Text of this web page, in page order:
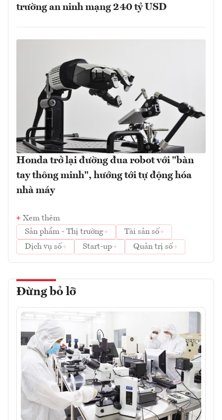
trường an ninh mạng 240 tỷ USD
Honda trở lại đường đua robot với "bàn
tay thông minh", hướng tới tự động hóa
nhà máy
Xem thêm
Sản phẩm - Thị trường
Tài sản số
Dịch vụ số
Start-up Quản trị số
Đừng bỏ lỡ